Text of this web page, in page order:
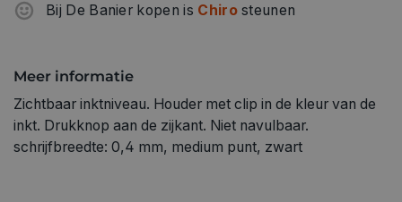
Bij De Banier kopen is Chirosteunen
Meer informatie
Zichtbaar inktniveau. Houder met clip in de kleur van de
inkt. Drukknop aan de zijkant. Niet navulbaar.
schrijfbreedte: 0,4 mm, medium punt, zwart